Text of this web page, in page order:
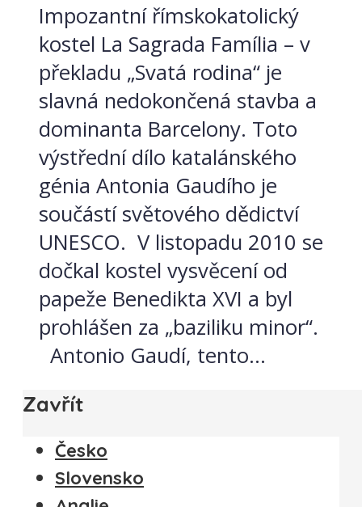
Impozantní římskokatolický
kostel La Sagrada Família – v
překladu „Svatá rodina“ je
slavná nedokončená stavba a
dominanta Barcelony. Toto
výstřední dílo katalánského
génia Antonia Gaudího je
součástí světového dědictví
UNESCO. V listopadu 2010 se
dočkal kostel vysvěcení od
papeže Benedikta XVI a byl
prohlášen za „baziliku minor“.
Antonio Gaudí, tento...
Zavřít
Česko
Slovensko